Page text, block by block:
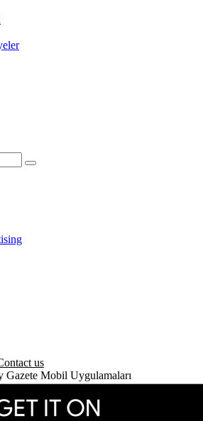
us
Gazete Mobil Uygulamaları